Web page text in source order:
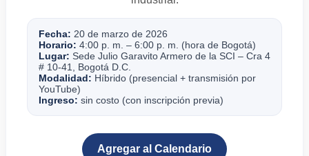
Fecha: 20 de marzo de 2026
Horario: 4:00 p. m. – 6:00 p. m. (hora de Bogotá)
Lugar: Sede Julio Garavito Armero de la SCI – Cra 4
# 10-41, Bogotá D.C.
Modalidad: Híbrido (presencial + transmisión por
YouTube)
Ingreso: sin costo (con inscripción previa)
Agregar al Calendario